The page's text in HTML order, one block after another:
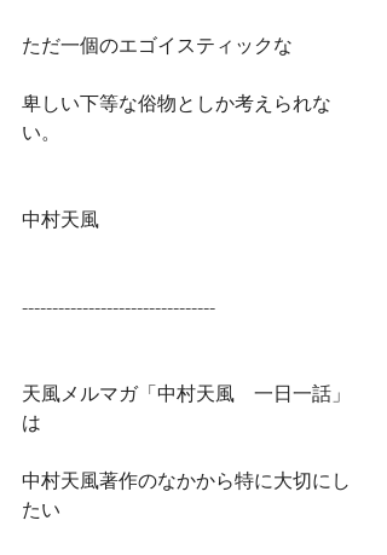
ただ一個のエゴイスティックな
卑しい下等な俗物としか考えられな
い。
中村天風
--------------------------------
天風メルマガ「中村天風　一日一話」
は
中村天風著作のなかから特に大切にし
たい